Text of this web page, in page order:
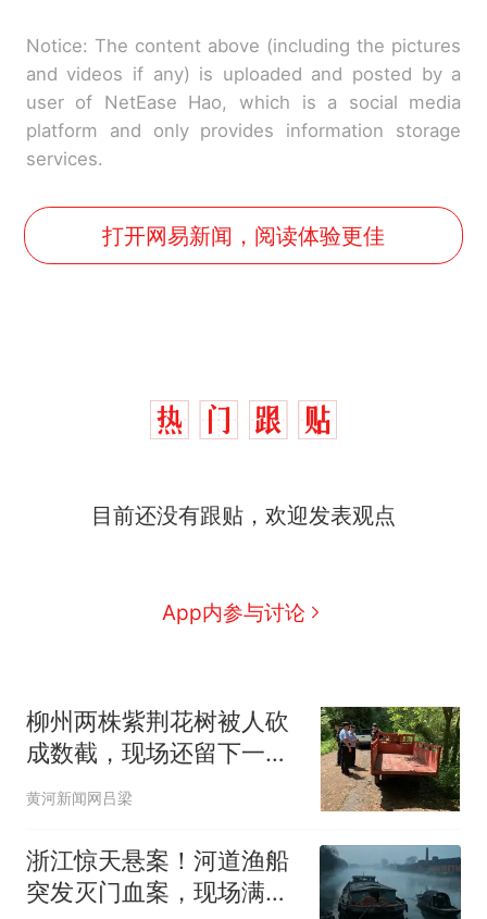
Notice: The content above (including the pictures
and videos if any) is uploaded and posted by a
user of NetEase Hao, which is a social media
platform and only provides information storage
services.
打开网易新闻，阅读体验更佳
目前还没有跟贴，欢迎发表观点
App内参与讨论
柳州两株紫荆花树被人砍
成数截，现场还留下一部
手机和一辆三轮车！
黄河新闻网吕梁
浙江惊天悬案！河道渔船
突发灭门血案，现场满是